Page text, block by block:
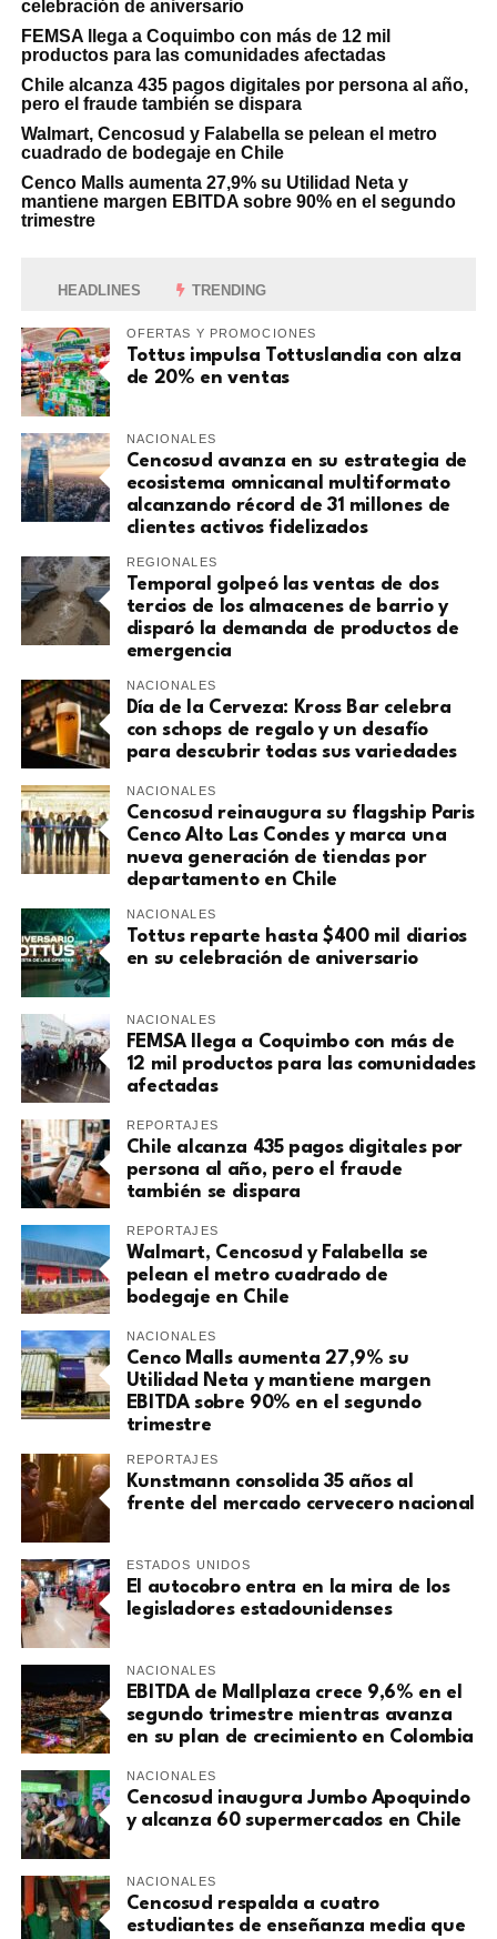
celebración de aniversario
FEMSA llega a Coquimbo con más de 12 mil
productos para las comunidades afectadas
Chile alcanza 435 pagos digitales por persona al año,
pero el fraude también se dispara
Walmart, Cencosud y Falabella se pelean el metro
cuadrado de bodegaje en Chile
Cenco Malls aumenta 27,9% su Utilidad Neta y
mantiene margen EBITDA sobre 90% en el segundo
trimestre
HEADLINES TRENDING
OFERTAS Y PROMOCIONES
Tottus impulsa Tottuslandia con alza
de 20% en ventas
NACIONALES
Cencosud avanza en su estrategia de
ecosistema omnicanal multiformato
alcanzando récord de 31 millones de
clientes activos fidelizados
REGIONALES
Temporal golpeó las ventas de dos
tercios de los almacenes de barrio y
disparó la demanda de productos de
emergencia
NACIONALES
Día de la Cerveza: Kross Bar celebra
con schops de regalo y un desafío
para descubrir todas sus variedades
NACIONALES
Cencosud reinaugura su flagship Paris
Cenco Alto Las Condes y marca una
nueva generación de tiendas por
departamento en Chile
NACIONALES
Tottus reparte hasta $400 mil diarios
en su celebración de aniversario
NACIONALES
FEMSA llega a Coquimbo con más de
12 mil productos para las comunidades
afectadas
REPORTAJES
Chile alcanza 435 pagos digitales por
persona al año, pero el fraude
también se dispara
REPORTAJES
Walmart, Cencosud y Falabella se
pelean el metro cuadrado de
bodegaje en Chile
NACIONALES
Cenco Malls aumenta 27,9% su
Utilidad Neta y mantiene margen
EBITDA sobre 90% en el segundo
trimestre
REPORTAJES
Kunstmann consolida 35 años al
frente del mercado cervecero nacional
ESTADOS UNIDOS
El autocobro entra en la mira de los
legisladores estadounidenses
NACIONALES
EBITDA de Mallplaza crece 9,6% en el
segundo trimestre mientras avanza
en su plan de crecimiento en Colombia
NACIONALES
Cencosud inaugura Jumbo Apoquindo
y alcanza 60 supermercados en Chile
NACIONALES
Cencosud respalda a cuatro
estudiantes de enseñanza media que